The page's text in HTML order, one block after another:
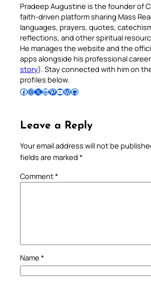
Pradeep Augustine is the founder of
faith-driven platform sharing Mass
languages, prayers, quotes,
reflections, and other spiritual
He manages the website and the
apps alongside his professional
story). Stay connected with him on
profiles below.
Follow Pradeep on Facebook Follow Pradeep on InstagramFollow Pradeep on X Follow Pradeep on LinkedIn Follow Pradeep on Pinterest Subscribe to Pradeep’s Youtube Channel Follow Pradeep on WordPress Follow Pradeep on GitHub
Leave a Reply
Your email address will not be
fields are marked *
Comment*
Name *